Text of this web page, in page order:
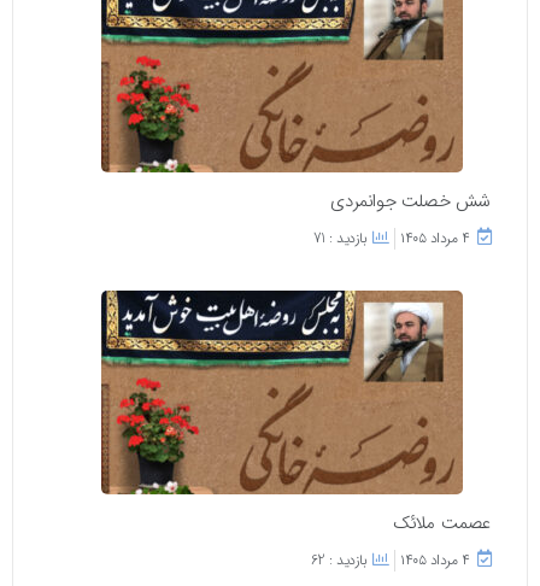
شش خصلت جوانمردی
۴ مرداد ۱۴۰۵ بازدید : 71
عصمت ملائک
۴ مرداد ۱۴۰۵ بازدید : 62